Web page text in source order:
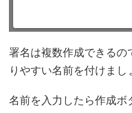
署名は複数作成できる
りやすい名前を付けまし
名前を入力したら作成ボ